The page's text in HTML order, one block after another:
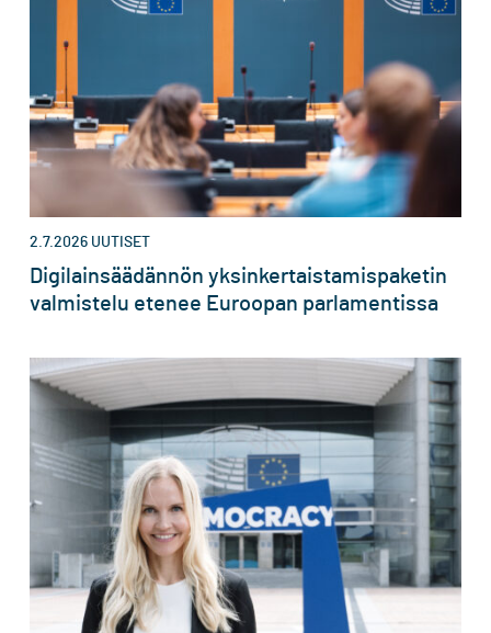
2.7.2026 UUTISET
Digilainsäädännön yksinkertaistamispaketin
valmistelu etenee Euroopan parlamentissa